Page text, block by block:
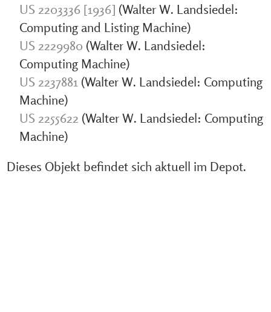
US 2203336 [1936] (Walter W. Landsiedel:
Computing and Listing Machine)
US 2229980 (Walter W. Landsiedel:
Computing Machine)
US 2237881 (Walter W. Landsiedel: Computing
Machine)
US 2255622 (Walter W. Landsiedel: Computing
Machine)
Dieses Objekt befindet sich aktuell im Depot.